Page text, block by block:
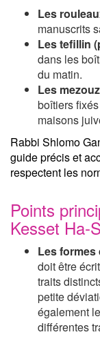
Les
manuscrits
Les tefillin
dans les
du matin.
Les
boîtiers
maisons
Rabbi Shlomo
guide précis et
respectent les
Points
Kesset Ha-
Les formes
doit être
traits
petite
également
différentes